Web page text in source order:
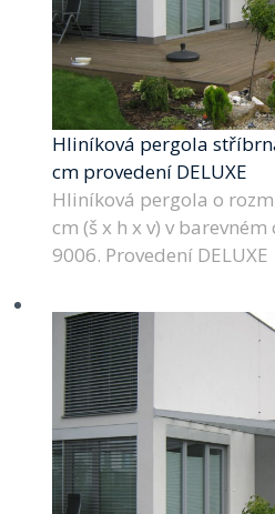
Hliníková pergola
cm provedení DELUXE
Hliníková pergola o
cm (š x h x v) v
9006. Provedení DELUXE